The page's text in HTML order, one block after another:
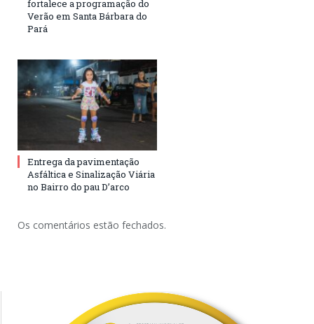
fortalece a programação do
Verão em Santa Bárbara do
Pará
Entrega da pavimentação
Asfáltica e Sinalização Viária
no Bairro do pau D’arco
Os comentários estão fechados.